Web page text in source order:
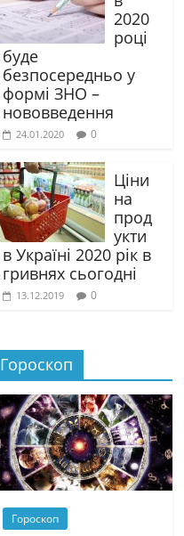
2020
році
буде
безпосередньо у
формі ЗНО –
нововведення
24.01.2020 0
Ціни
на
прод
укти
в Україні 2020 рік в
гривнях сьогодні
13.12.2019 0
Гороскоп
Гороскоп